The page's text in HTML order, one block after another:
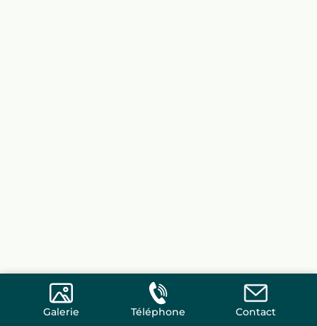
Galerie Téléphone Contact